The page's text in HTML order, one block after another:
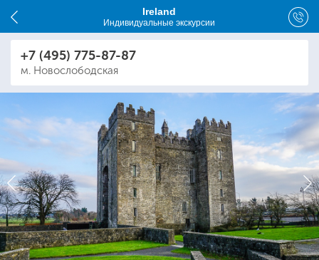
Ireland
Индивидуальные экскурсии
+7 (495) 775-87-87
м. Новослободская